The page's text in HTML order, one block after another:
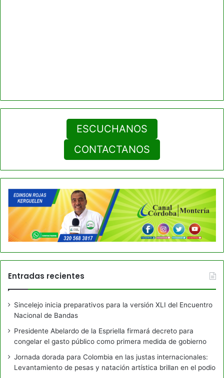
ESCUCHANOS
CONTACTANOS
Entradas recientes
Sincelejo inicia preparativos para la versión XLI del Encuentro
Nacional de Bandas
Presidente Abelardo de la Espriella firmará decreto para
congelar el gasto público como primera medida de gobierno
Jornada dorada para Colombia en las justas internacionales:
Levantamiento de pesas y natación artística brillan en el podio